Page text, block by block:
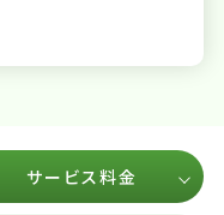
サービス料金